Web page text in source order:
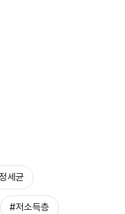
세균
#저소득층